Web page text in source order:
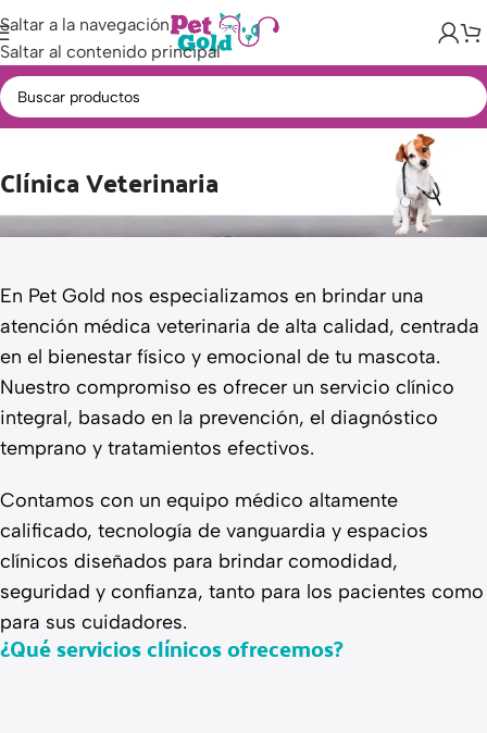
Saltar a la navegación
Saltar al contenido principal
Clínica Veterinaria
En Pet Gold nos especializamos en brindar una
atención médica veterinaria de alta calidad, centrada
en el bienestar físico y emocional de tu mascota.
Nuestro compromiso es ofrecer un servicio clínico
integral, basado en la prevención, el diagnóstico
temprano y tratamientos efectivos.
Contamos con un equipo médico altamente
calificado, tecnología de vanguardia y espacios
clínicos diseñados para brindar comodidad,
seguridad y confianza, tanto para los pacientes como
para sus cuidadores.
¿Qué servicios clínicos ofrecemos?